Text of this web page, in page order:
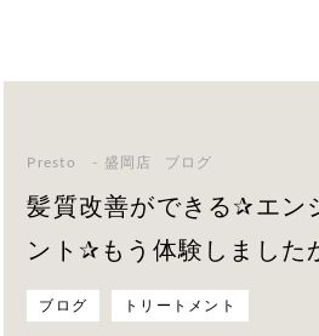
Presto - 盛岡店 ブログ
髪質改善ができる✰エン
ント✰もう体験しました
ブログ トリートメント